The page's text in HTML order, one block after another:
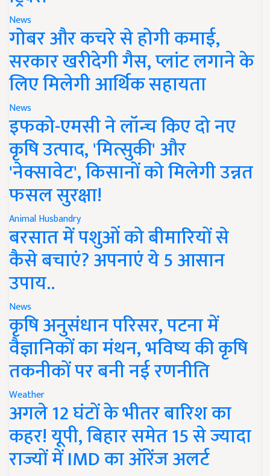
News
गोबर और कचरे से होगी कमाई,
सरकार खरीदेगी गैस, प्लांट लगाने के
लिए मिलेगी आर्थिक सहायता
News
इफको-एमसी ने लॉन्च किए दो नए
कृषि उत्पाद, 'मित्सुकी' और
'नेक्सावेट', किसानों को मिलेगी उन्नत
फसल सुरक्षा!
Animal Husbandry
बरसात में पशुओं को बीमारियों से
कैसे बचाएं? अपनाएं ये 5 आसान
उपाय..
News
कृषि अनुसंधान परिसर, पटना में
वैज्ञानिकों का मंथन, भविष्य की कृषि
तकनीकों पर बनी नई रणनीति
Weather
अगले 12 घंटों के भीतर बारिश का
कहर! यूपी, बिहार समेत 15 से ज्यादा
राज्यों में IMD का ऑरेंज अलर्ट